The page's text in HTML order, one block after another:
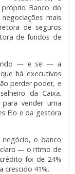
Banco do
mais
de seguros
de fundos de
— e se — a
há executivos
perder poder, e
da Caixa.
vender uma
Elo e da gestora
negócio, o banco
— o ritmo de
foi de 24%
crescido 41%.